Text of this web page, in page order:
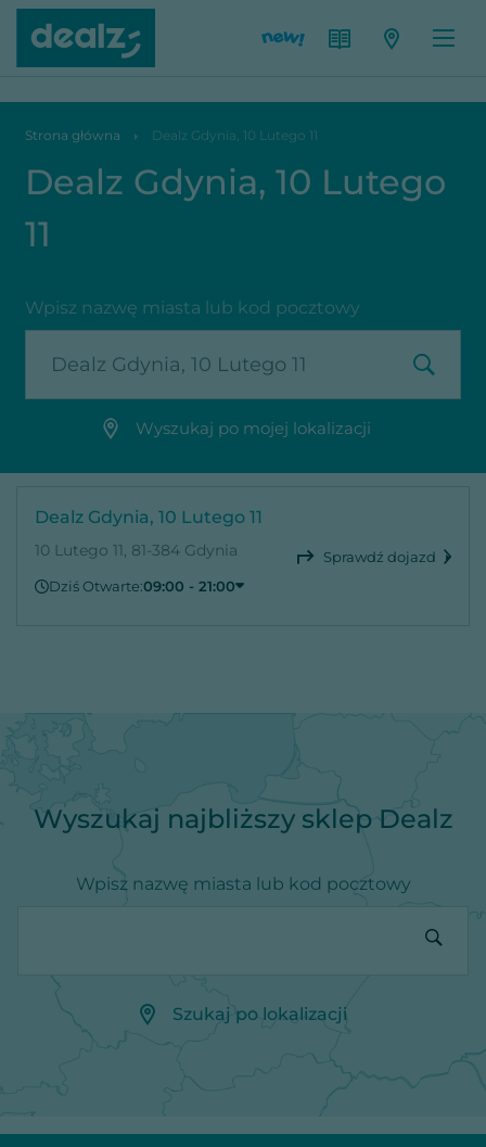
Dealz Gdynia, 10 Lutego 11
Strona główna Dealz Gdynia, 10 Lutego 11
Dealz Gdynia, 10 Lutego
11
Wpisz nazwę miasta lub kod pocztowy
Wyszukaj po mojej lokalizacji
Dealz Gdynia, 10 Lutego 11
10 Lutego 11, 81-384 Gdynia
Sprawdź dojazd
Dziś Otwarte:09:00 - 21:00
Poniedziałek
09:00 - 21:00
Środa
Wyszukaj najbliższy sklep Dealz
Wpisz nazwę miasta lub kod pocztowy
Szukaj po lokalizacji